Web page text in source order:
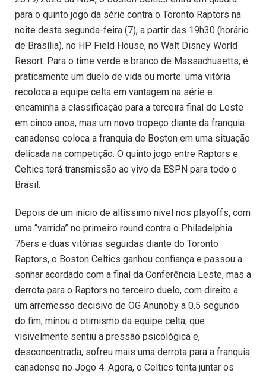
para o quinto jogo da série contra o Toronto Raptors na
noite desta segunda-feira (7), a partir das 19h30 (horário
de Brasília), no HP Field House, no Walt Disney World
Resort. Para o time verde e branco de Massachusetts, é
praticamente um duelo de vida ou morte: uma vitória
recoloca a equipe celta em vantagem na série e
encaminha a classificação para a terceira final do Leste
em cinco anos, mas um novo tropeço diante da franquia
canadense coloca a franquia de Boston em uma situação
delicada na competição. O quinto jogo entre Raptors e
Celtics terá transmissão ao vivo da ESPN para todo o
Brasil.
Depois de um início de altíssimo nível nos playoffs, com
uma “varrida” no primeiro round contra o Philadelphia
76ers e duas vitórias seguidas diante do Toronto
Raptors, o Boston Celtics ganhou confiança e passou a
sonhar acordado com a final da Conferência Leste, mas a
derrota para o Raptors no terceiro duelo, com direito a
um arremesso decisivo de OG Anunoby a 0.5 segundo
do fim, minou o otimismo da equipe celta, que
visivelmente sentiu a pressão psicológica e,
desconcentrada, sofreu mais uma derrota para a franquia
canadense no Jogo 4. Agora, o Celtics tenta juntar os